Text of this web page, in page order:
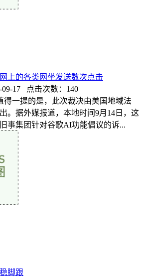
上的各类网坐发送数次点击
09-17 点击次数：140
得一提的是，此次裁决由美国地域法
。据外媒报道，本地时间9月14日，这
事集团针对谷歌AI功能倡议的诉...
脚跟